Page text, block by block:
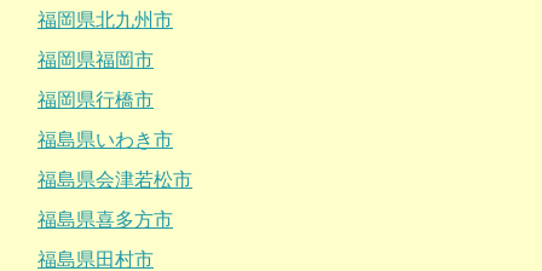
福岡県北九州市
福岡県福岡市
福岡県行橋市
福島県いわき市
福島県会津若松市
福島県喜多方市
福島県田村市